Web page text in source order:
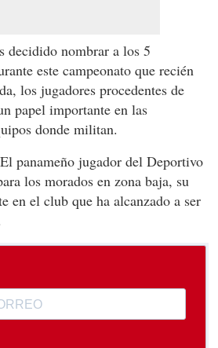
decidido nombrar a los 5
este campeonato que recién
los jugadores procedentes de
papel importante en las
donde militan.
El panameño jugador del Deportivo
los morados en zona baja, su
en el club que ha alcanzado a ser